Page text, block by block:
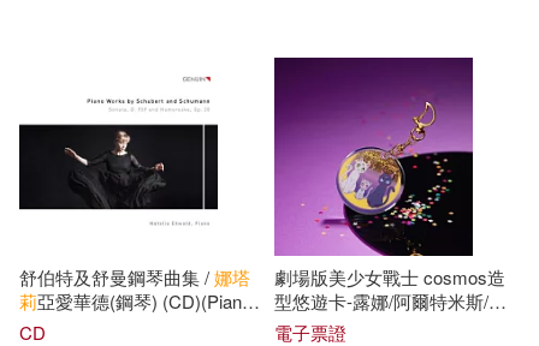
（美）梭羅(38)
中國地圖出版社(37)
華中科技大學出版社(230)
法律出版社(229)
中國人口出版社(224)
高等教育出版社(223)
舒伯特及舒曼鋼琴曲集 /娜塔
莉亞愛華德(鋼琴) (CD)(Piano
Works by Franz Schubert and
CD
劇場版美少女戰士 cosmos造
型悠遊卡-露娜/阿爾特米斯/黛
安娜【受託代銷】
電子票證